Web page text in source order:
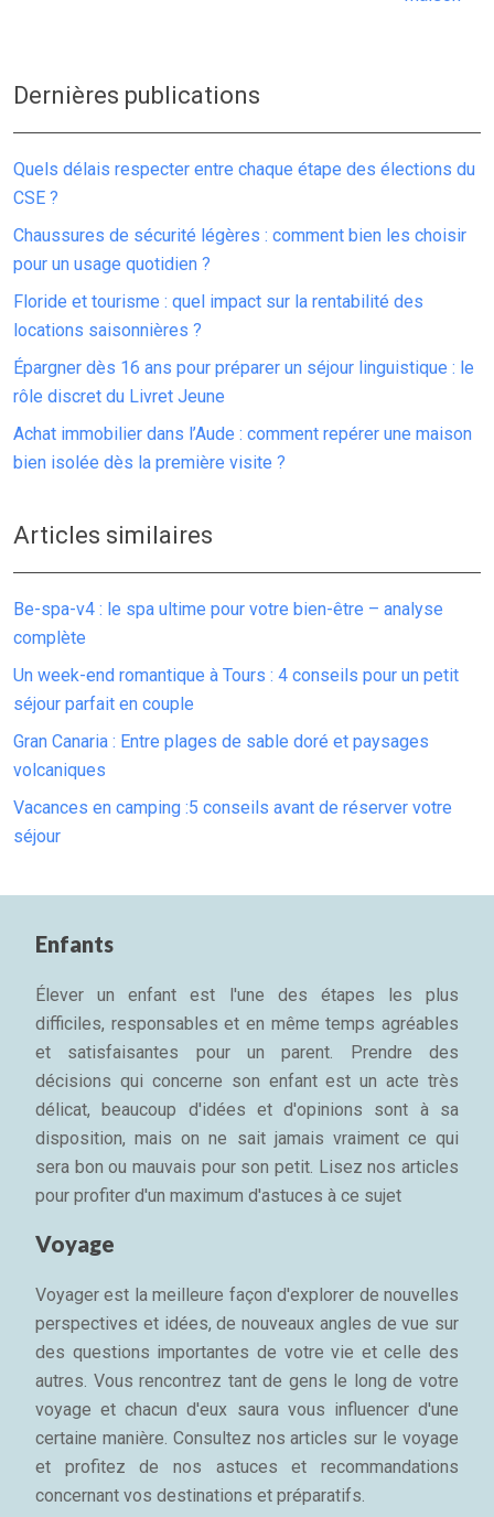
Dernières publications
Quels délais respecter entre chaque étape des élections du
CSE ?
Chaussures de sécurité légères : comment bien les choisir
pour un usage quotidien ?
Floride et tourisme : quel impact sur la rentabilité des
locations saisonnières ?
Épargner dès 16 ans pour préparer un séjour linguistique : le
rôle discret du Livret Jeune
Achat immobilier dans l’Aude : comment repérer une maison
bien isolée dès la première visite ?
Articles similaires
Be-spa-v4 : le spa ultime pour votre bien-être – analyse
complète
Un week-end romantique à Tours : 4 conseils pour un petit
séjour parfait en couple
Gran Canaria : Entre plages de sable doré et paysages
volcaniques
Vacances en camping :5 conseils avant de réserver votre
séjour
Enfants
Élever un enfant est l'une des étapes les plus
difficiles, responsables et en même temps agréables
et satisfaisantes pour un parent. Prendre des
décisions qui concerne son enfant est un acte très
délicat, beaucoup d'idées et d'opinions sont à sa
disposition, mais on ne sait jamais vraiment ce qui
sera bon ou mauvais pour son petit. Lisez nos articles
pour profiter d'un maximum d'astuces à ce sujet
Voyage
Voyager est la meilleure façon d'explorer de nouvelles
perspectives et idées, de nouveaux angles de vue sur
des questions importantes de votre vie et celle des
autres. Vous rencontrez tant de gens le long de votre
voyage et chacun d'eux saura vous influencer d'une
certaine manière. Consultez nos articles sur le voyage
et profitez de nos astuces et recommandations
concernant vos destinations et préparatifs.